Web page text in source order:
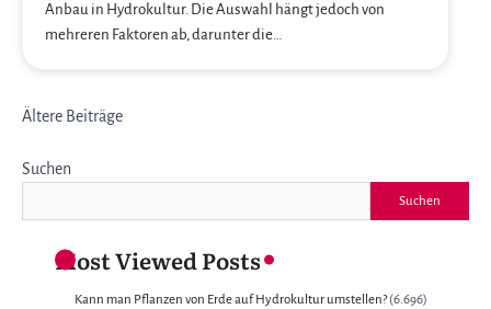
Anbau in Hydrokultur. Die Auswahl hängt jedoch von
mehreren Faktoren ab, darunter die…
Beitragsnavigation
Ältere Beiträge
Suchen
Suchen
Most Viewed Posts
Kann man Pflanzen von Erde auf Hydrokultur umstellen? (6.696)